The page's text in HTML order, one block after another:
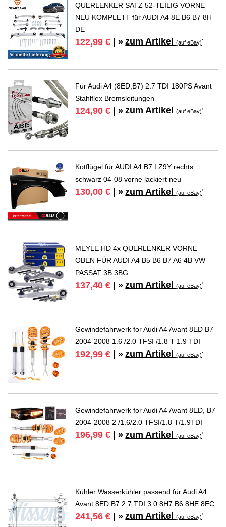
QUERLENKER SATZ 52-TEILIG VORNE
NEU KOMPLETT für AUDI A4 8E B6 B7 8H
DE
122,99 € | » zum Artikel(auf eBay)*
Für Audi A4 (8ED,B7) 2.7 TDI 180PS Avant
Stahlflex Bremsleitungen
124,90 € | » zum Artikel(auf eBay)*
Kotflügel für AUDI A4 B7 LZ9Y rechts
schwarz 04-08 vorne lackiert neu
130,00 € | » zum Artikel(auf eBay)*
MEYLE HD 4x QUERLENKER VORNE
OBEN FÜR AUDI A4 B5 B6 B7 A6 4B VW
PASSAT 3B 3BG
137,40 € | » zum Artikel(auf eBay)*
Gewindefahrwerk for Audi A4 Avant 8ED B7
2004-2008 1.6 /2.0 TFSI /1.8 T 1.9 TDI
192,99 € | » zum Artikel(auf eBay)*
Gewindefahrwerk for Audi A4 Avant 8ED, B7
2004-2008 2 /1.6/2.0 TFSI/1.8 T/1.9TDI
196,99 € | » zum Artikel(auf eBay)*
Kühler Wasserkühler passend für Audi A4
Avant 8ED B7 2.7 TDI 3.0 8H7 B6 8HE 8EC
241,56 € | » zum Artikel(auf eBay)*